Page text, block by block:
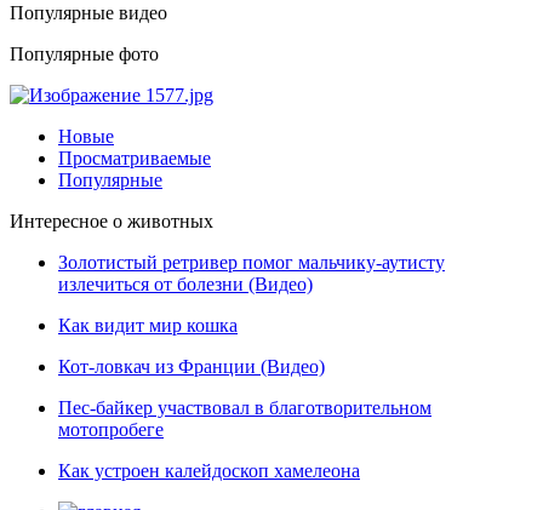
Популярные видео
Популярные фото
Новые
Просматриваемые
Популярные
Интересное о животных
Золотистый ретривер помог мальчику-аутисту
излечиться от болезни (Видео)
Как видит мир кошка
Кот-ловкач из Франции (Видео)
Пес-байкер участвовал в благотворительном
мотопробеге
Как устроен калейдоскоп хамелеона